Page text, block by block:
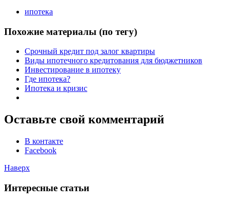
ипотека
Похожие материалы (по тегу)
Срочный кредит под залог квартиры
Виды ипотечного кредитования для бюджетников
Инвестирование в ипотеку
Где ипотека?
Ипотека и кризис
Оставьте свой комментарий
В контакте
Facebook
Наверх
Интересные статьи